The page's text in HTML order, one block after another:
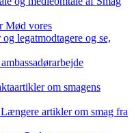
Mød vores
og legatmodtagere og se,
om smagens
Længere artikler om smag fra